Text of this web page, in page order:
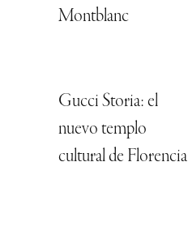
Montblanc
Gucci Storia: el
nuevo templo
cultural de Florencia